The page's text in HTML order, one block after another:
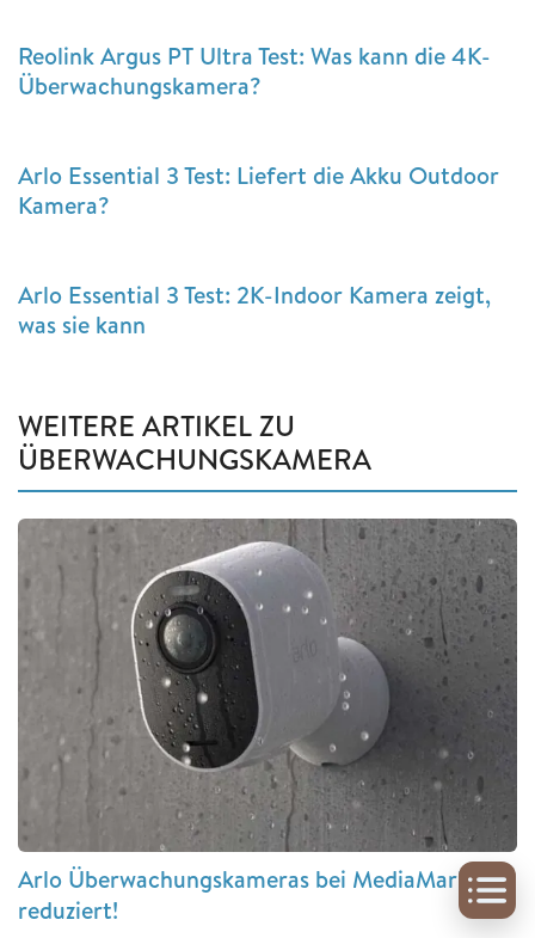
Reolink Argus PT Ultra Test: Was kann die 4K-
Überwachungskamera?
Arlo Essential 3 Test: Liefert die Akku Outdoor
Kamera?
Arlo Essential 3 Test: 2K-Indoor Kamera zeigt,
was sie kann
WEITERE ARTIKEL ZU
ÜBERWACHUNGSKAMERA
Arlo Überwachungskameras bei MediaMarkt
reduziert!